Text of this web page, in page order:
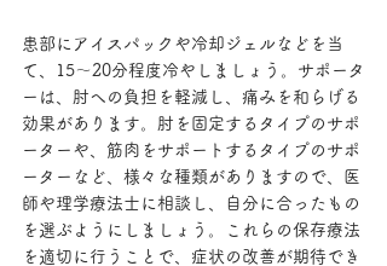
患部にアイスパックや冷却ジェルなどを当
て、15〜20分程度冷やしましょう。サポータ
ーは、肘への負担を軽減し、痛みを和らげる
効果があります。肘を固定するタイプのサポ
ーターや、筋肉をサポートするタイプのサポ
ーターなど、様々な種類がありますので、医
師や理学療法士に相談し、自分に合ったもの
を選ぶようにしましょう。これらの保存療法
を適切に行うことで、症状の改善が期待でき